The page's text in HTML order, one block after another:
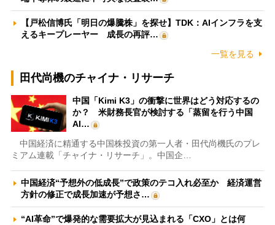
【戸松信博氏「明日の爆騰株」を探せ】TDK：AIインフラを支
えるキープレーヤー 成長の再評…
一覧を見る
田代尚機のチャイナ・リサーチ
中国「Kimi K3」の衝撃に世界はどう対応するの
か？ 米財務長官が検討する「蒸留を行う中国
AI…
中国経済に精通する中国株投資の第一人者・田代尚機氏のプレ
ミアム連載「チャイナ・リサーチ」。中国企…
中国経済“予想外の低成長”で政策のテコ入れ必至か 経済運営
方針の修正で成長加速が予想さ…
“AI革命”で爆発的な需要拡大が見込まれる「CXO」とは何